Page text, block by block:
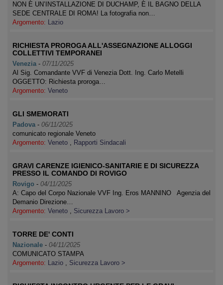
NON È UN’INSTALLAZIONE DI DUCHAMP, È IL BAGNO DELLA
SEDE CENTRALE DI ROMA! La fotografia non…
Argomento: Lazio
RICHIESTA PROROGA ALL'ASSEGNAZIONE ALLOGGI
COLLETTIVI TEMPORANEI
Venezia - 07/11/2025
Al Sig. Comandante VVF di Venezia Dott. Ing. Carlo Metelli
OGGETTO: Richiesta proroga…
Argomento: Veneto
GLI SMEMORATI
Padova - 06/11/2025
comunicato regionale Veneto
Argomento: Veneto , Rapporti Sindacali
GRAVI CARENZE IGIENICO-SANITARIE E DI SICUREZZA
PRESSO IL COMANDO DI ROVIGO
Rovigo - 04/11/2025
A: Capo del Corpo Nazionale VVF Ing. Eros MANNINO Agenzia del
Demanio Direzione…
Argomento: Veneto , Sicurezza Lavoro >
TORRE DE' CONTI
Nazionale - 04/11/2025
COMUNICATO STAMPA
Argomento: Lazio , Sicurezza Lavoro >